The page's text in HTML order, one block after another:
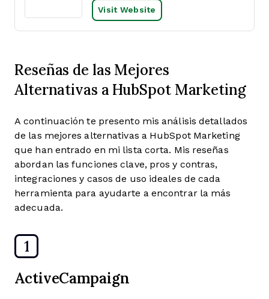
Visit Website
Reseñas de las Mejores
Alternativas a HubSpot Marketing
A continuación te presento mis análisis detallados
de las mejores alternativas a HubSpot Marketing
que han entrado en mi lista corta. Mis reseñas
abordan las funciones clave, pros y contras,
integraciones y casos de uso ideales de cada
herramienta para ayudarte a encontrar la más
adecuada.
1
ActiveCampaign